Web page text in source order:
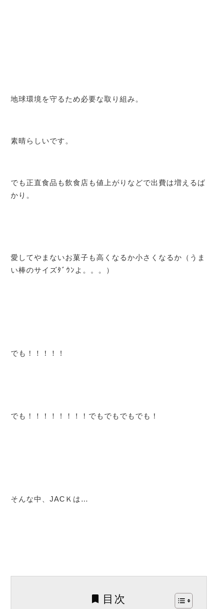
地球環境を守るため必要な取り組み。
素晴らしいです。
でも正直食品も飲食店も値上がりなどで出費は増えるば
かり。
愛してやまないお菓子も高くなるか小さくなるか（うま
い棒のサイズﾀﾞｳﾝよ。。。）
でも！！！！！
でも！！！！！！！！でもでもでもでも！
そんな中、JACＫは…
目次